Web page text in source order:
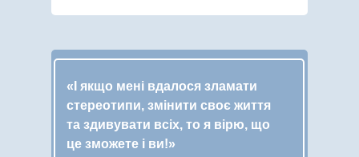
« І якщо мені вдалося зламати
стереотипи, змінити своє життя
та здивувати всіх, то я вірю, що
це зможете і ви!»